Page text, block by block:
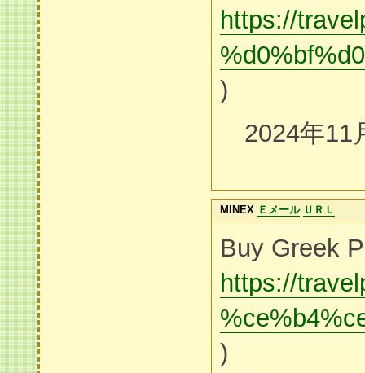
https://
)
2024年11
MINEX Ｅメール ＵＲＬ
Buy Greek
https://
)